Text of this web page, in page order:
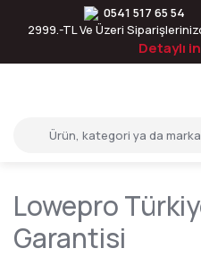
0541 517 65 54
2999.-TL Ve Üzeri
Detaylı
Lowepro
Garantisi